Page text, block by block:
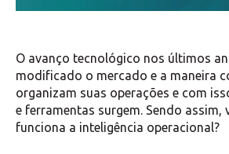
O avanço tecnológico nos últimos
modificado o mercado e a maneira
organizam suas operações e com
e ferramentas surgem. Sendo assim,
funciona a inteligência operacional?